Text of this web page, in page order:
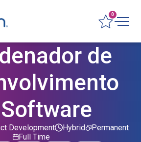
0
de
Development Permanent
Hybrid
Full Time